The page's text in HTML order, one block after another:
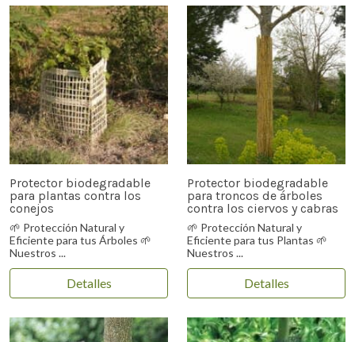
Protector biodegradable
para plantas contra los
conejos
🌱 Protección Natural y
Eficiente para tus Árboles 🌱
Nuestros ...
Detalles
Protector biodegradable
para troncos de árboles
contra los ciervos y cabras
🌱 Protección Natural y
Eficiente para tus Plantas 🌱
Nuestros ...
Detalles